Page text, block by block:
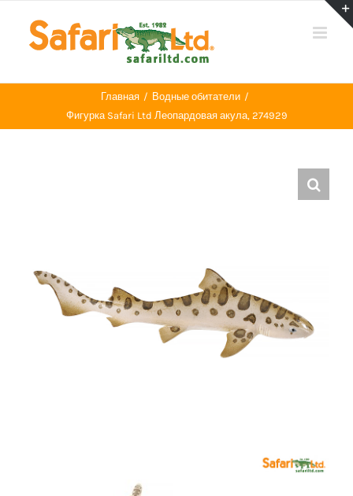
content
Главная
Водные обитатели
Фигурка Safari Ltd Леопардовая акула, 274929